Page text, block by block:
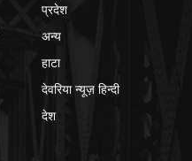
प्रदेश
अन्य
हाटा
देवरिया न्यूज़ हिन्दी
देश